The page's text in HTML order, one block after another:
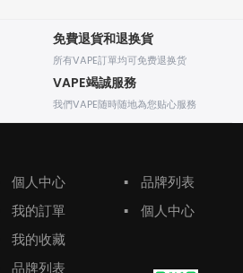
免費退貨和退换貨
所有VAPE訂單均可免费退换货
VAPE竭誠服務
我們VAPE随時随地為您贴心服務
個人中心
我的訂單
我的收藏
品牌列表
▪
品牌列表
▪
個人中心